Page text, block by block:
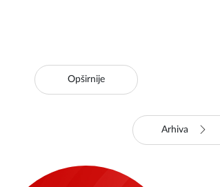
Opširnije
Arhiva